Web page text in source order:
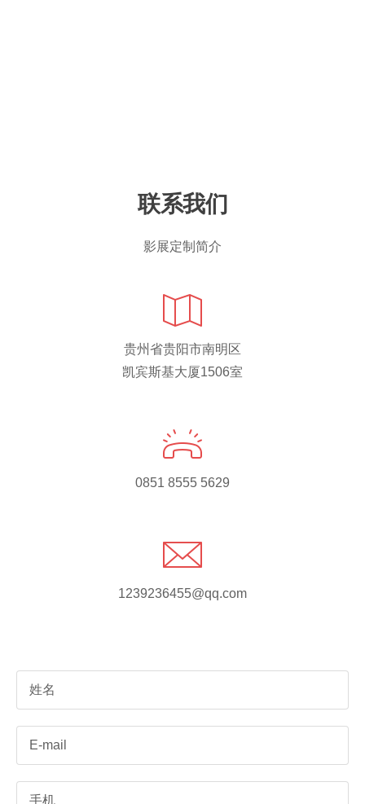
联系我们
影展定制简介
贵州省贵阳市南明区
凯宾斯基大厦1506室
0851 8555 5629
1239236455@qq.com